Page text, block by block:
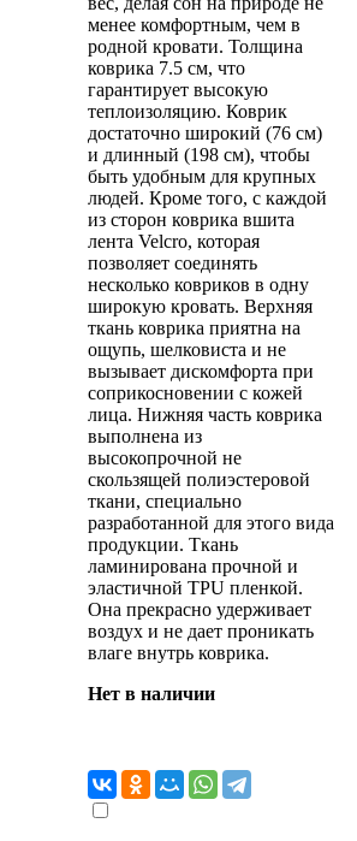
менее комфортным, чем в
родной кровати. Толщина
коврика 7.5 см, что
гарантирует высокую
теплоизоляцию. Коврик
достаточно широкий (76 см)
и длинный (198 см), чтобы
быть удобным для крупных
людей. Кроме того, с каждой
из сторон коврика вшита
лента Velcro, которая
позволяет соединять
несколько ковриков в одну
широкую кровать. Верхняя
ткань коврика приятна на
ощупь, шелковиста и не
вызывает дискомфорта при
соприкосновении с кожей
лица. Нижняя часть коврика
выполнена из
высокопрочной не
скользящей полиэстеровой
ткани, специально
разработанной для этого вида
продукции. Ткань
ламинирована прочной и
эластичной TPU пленкой.
Она прекрасно удерживает
воздух и не дает проникать
влаге внутрь коврика.
Нет в наличии